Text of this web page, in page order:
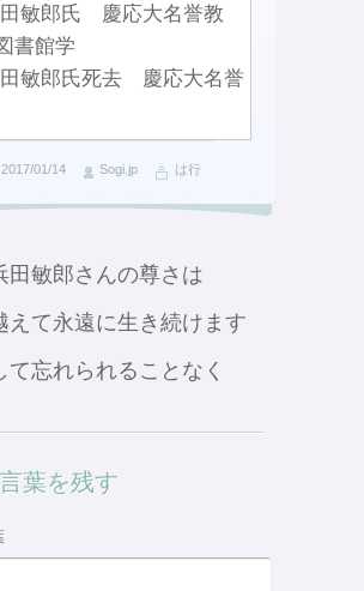
田敏郎氏 慶応大名誉教
書館学
田敏郎氏死去 慶応大名誉
2017/01/14 Sogi.jp は行
田敏郎さんの尊さは
えて永遠に生き続けます
て忘れられることなく
葉を残す